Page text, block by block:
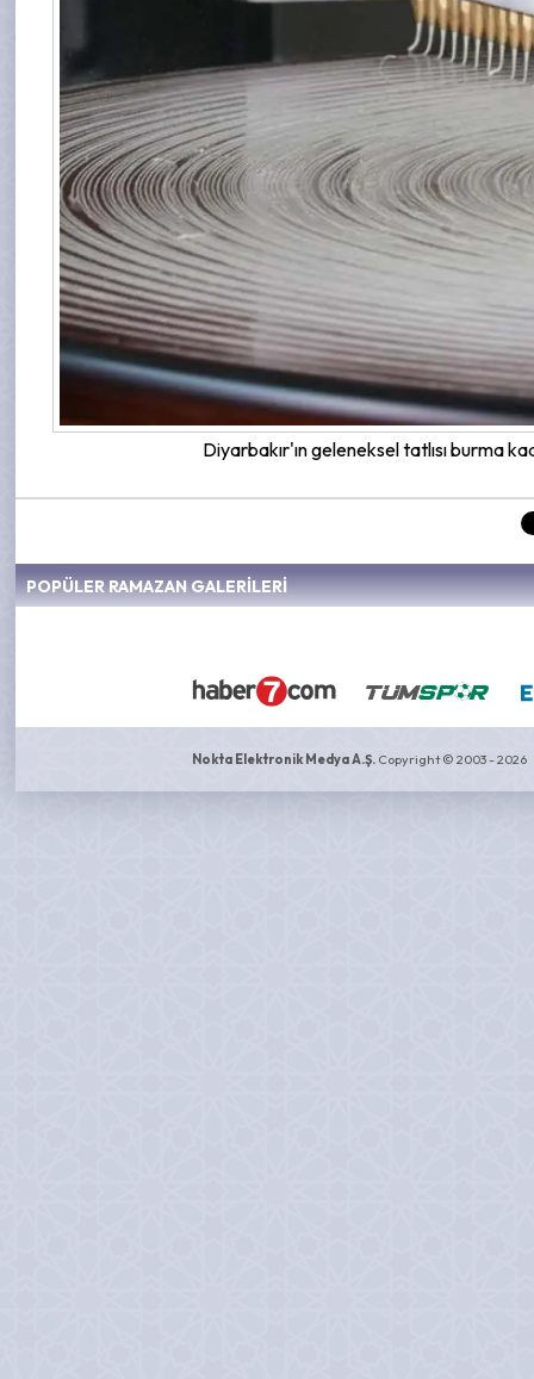
Diyarbakır'ın geleneksel tatlısı burma
POPÜLER RAMAZAN GALERİLERİ
Nokta Elektronik Medya A.Ş. Copyright © 2003 - 2026